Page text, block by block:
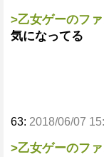
>乙女ゲーのフ
気になってる
63: 2018/06/07
>乙女ゲーのフ